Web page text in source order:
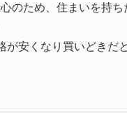
のため、住まいを持ち
が安くなり買いどきだ